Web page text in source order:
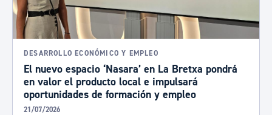
DESARROLLO ECONÓMICO Y EMPLEO
El nuevo espacio ‘Nasara’ en La Bretxa pondrá
en valor el producto local e impulsará
oportunidades de formación y empleo
21/07/2026